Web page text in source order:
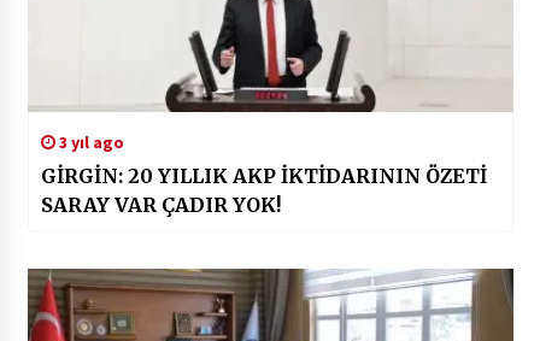
3 yıl ago
GİRGİN: 20 YILLIK AKP İKTİDARININ ÖZETİ
SARAY VAR ÇADIR YOK!